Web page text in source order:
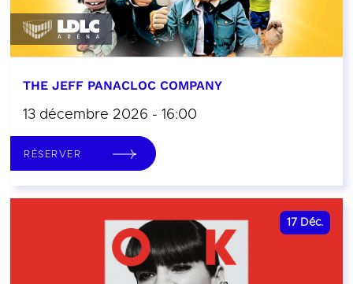
THE JEFF PANACLOC COMPANY
13 décembre 2026 - 16:00
RÉSERVER
17 Déc.